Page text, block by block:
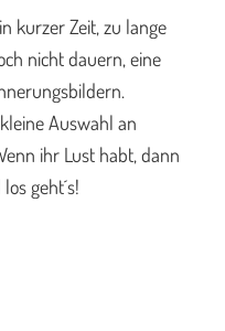
kurzer Zeit, zu lange
nicht dauern, eine
Auswahl an
ihr Lust habt, dann
geht´s!